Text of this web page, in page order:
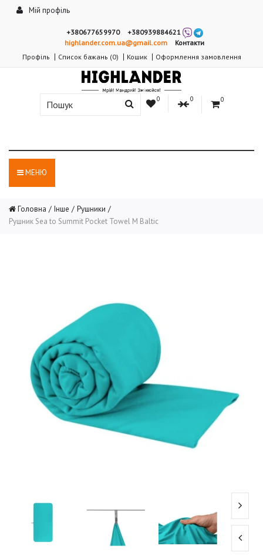
Мій профіль
+380677659970
+380939884621
highlander.com.ua@gmail.com
Контакти
Профіль
Список бажань (0) Кошик Оформлення замовлення
0 0 0
МЕНЮ
Головна Інше
Рушники
Рушник Sea to Summit Pocket Towel M Baltic